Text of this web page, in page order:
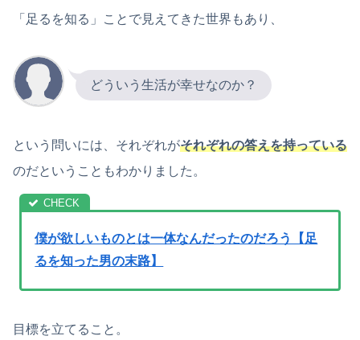
「足るを知る」ことで見えてきた世界もあり、
どういう生活が幸せなのか？
という問いには、それぞれがそれぞれの答えを持っている
のだということもわかりました。
僕が欲しいものとは一体なんだったのだろう【足
るを知った男の末路】
目標を立てること。